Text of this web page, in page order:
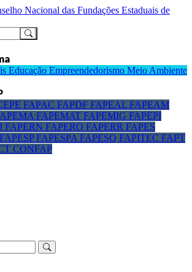
Educação Empreendedorismo Meio Ambiente
FAPAC FAPDF FAPEAL FAPEAM
FAPEMAT FAPEMIG FAPEPI
FAPERN FAPERO FAPERR FAPES
FAPESPFAPESPA FAPESQ FAPITEC FAPT
CONFAP